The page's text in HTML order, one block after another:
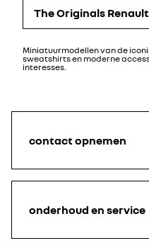
The Originals
Miniatuurmodellen van de
sweatshirts en moderne
interesses.
contact opnemen
onderhoud en service